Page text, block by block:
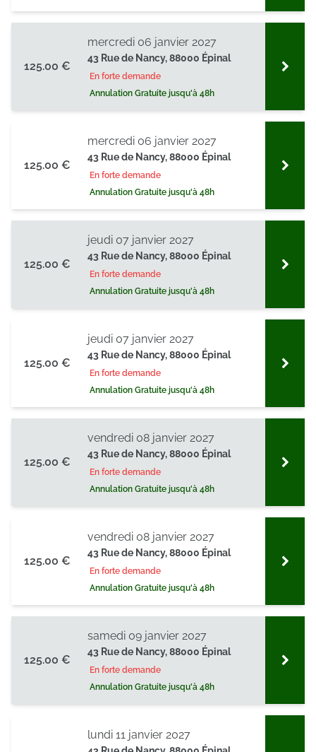
125.00 €
43 Rue de Nancy, 88000 Épinal
En forte demande
Annulation Gratuite jusqu'à 48h
mercredi 06 janvier 2027
125.00 €
43 Rue de Nancy, 88000 Épinal
En forte demande
Annulation Gratuite jusqu'à 48h
mercredi 06 janvier 2027
125.00 €
43 Rue de Nancy, 88000 Épinal
En forte demande
Annulation Gratuite jusqu'à 48h
jeudi 07 janvier 2027
125.00 €
43 Rue de Nancy, 88000 Épinal
En forte demande
Annulation Gratuite jusqu'à 48h
jeudi 07 janvier 2027
125.00 €
43 Rue de Nancy, 88000 Épinal
En forte demande
Annulation Gratuite jusqu'à 48h
vendredi 08 janvier 2027
125.00 €
43 Rue de Nancy, 88000 Épinal
En forte demande
Annulation Gratuite jusqu'à 48h
vendredi 08 janvier 2027
125.00 €
43 Rue de Nancy, 88000 Épinal
En forte demande
Annulation Gratuite jusqu'à 48h
samedi 09 janvier 2027
lundi 11 janvier 2027